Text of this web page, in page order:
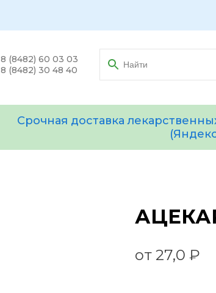
8 (8482) 60 03 03
8 (8482) 30 48 40
Срочная доставка
от 27,0 ₽